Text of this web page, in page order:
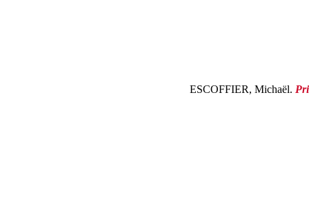
ESCOFFIER, Michaël.